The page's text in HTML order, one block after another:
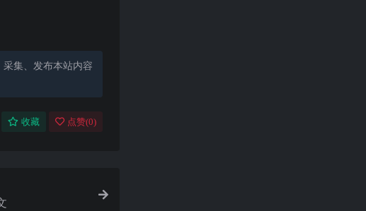
集、发布本站内容
收藏 点赞(0)